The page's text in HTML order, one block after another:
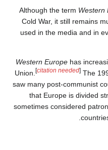
Although the term
Cold War, it still remains
used in the media and in
Western Europehas
Union.[citation needed]The
saw many post-communist
that Europe is divided
sometimes considered
.